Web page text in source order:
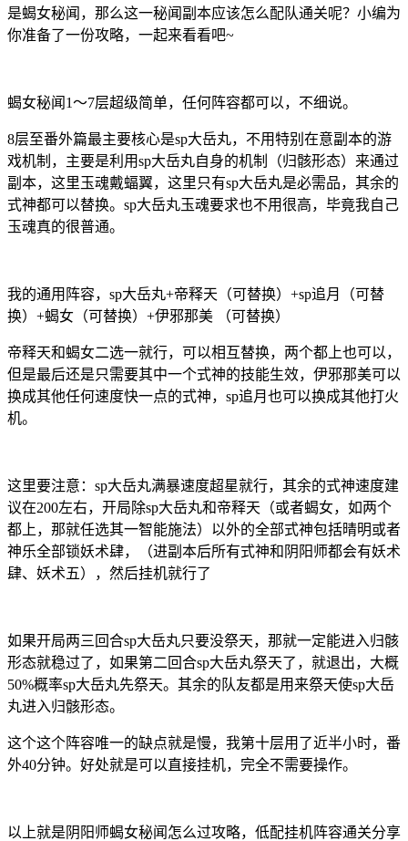
是蝎女秘闻，那么这一秘闻副本应该怎么配队通关呢？小编为
你准备了一份攻略，一起来看看吧~
蝎女秘闻1～7层超级简单，任何阵容都可以，不细说。
8层至番外篇最主要核心是sp大岳丸，不用特别在意副本的游
戏机制，主要是利用sp大岳丸自身的机制（归骸形态）来通过
副本，这里玉魂戴蝠翼，这里只有sp大岳丸是必需品，其余的
式神都可以替换。sp大岳丸玉魂要求也不用很高，毕竟我自己
玉魂真的很普通。
我的通用阵容，sp大岳丸+帝释天（可替换）+sp追月（可替
换）+蝎女（可替换）+伊邪那美 （可替换）
帝释天和蝎女二选一就行，可以相互替换，两个都上也可以，
但是最后还是只需要其中一个式神的技能生效，伊邪那美可以
换成其他任何速度快一点的式神，sp追月也可以换成其他打火
机。
这里要注意：sp大岳丸满暴速度超星就行，其余的式神速度建
议在200左右，开局除sp大岳丸和帝释天（或者蝎女，如两个
都上，那就任选其一智能施法）以外的全部式神包括晴明或者
神乐全部锁妖术肆，（进副本后所有式神和阴阳师都会有妖术
肆、妖术五），然后挂机就行了
如果开局两三回合sp大岳丸只要没祭天，那就一定能进入归骸
形态就稳过了，如果第二回合sp大岳丸祭天了，就退出，大概
50%概率sp大岳丸先祭天。其余的队友都是用来祭天使sp大岳
丸进入归骸形态。
这个这个阵容唯一的缺点就是慢，我第十层用了近半小时，番
外40分钟。好处就是可以直接挂机，完全不需要操作。
以上就是阴阳师蝎女秘闻怎么过攻略，低配挂机阵容通关分享